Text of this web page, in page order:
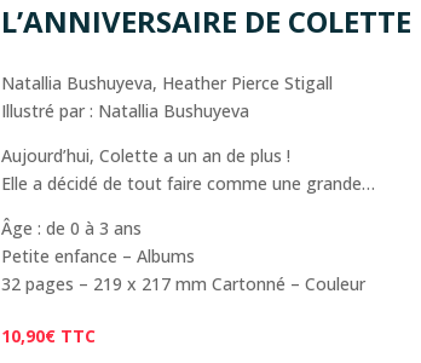
L’ANNIVERSAIRE DE COLETTE
Natallia Bushuyeva, Heather Pierce Stigall
Illustré par : Natallia Bushuyeva
Aujourd’hui, Colette a un an de plus !
Elle a décidé de tout faire comme une grande…
Âge : de 0 à 3 ans
Petite enfance – Albums
32 pages – 219 x 217 mm Cartonné – Couleur
10,90€ TTC